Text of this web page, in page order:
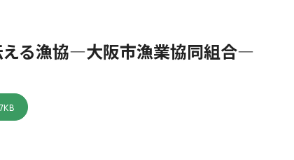
える漁協―大阪市漁業協同組合―